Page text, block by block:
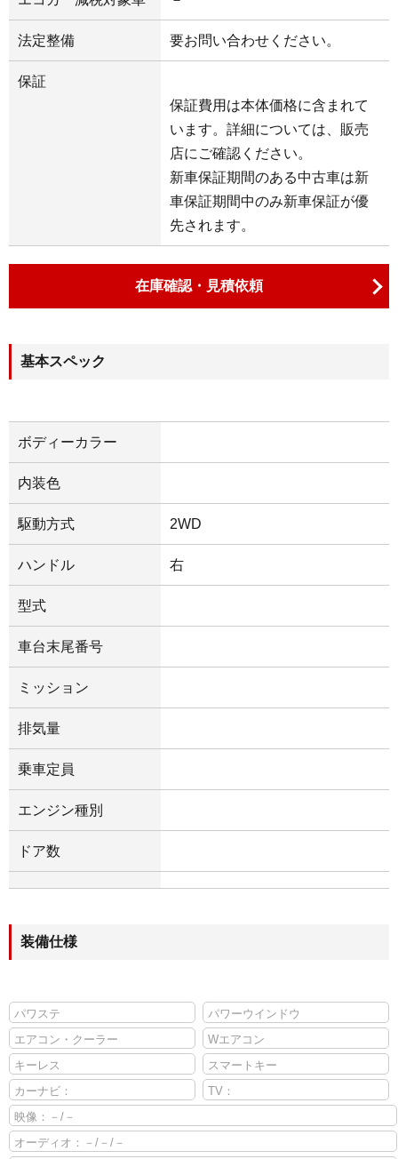
法定整備 要お問い合わせください。
保証
保証費用は本体価格に含まれて
います。詳細については、販売
店にご確認ください。
新車保証期間のある中古車は新
車保証期間中のみ新車保証が優
先されます。
在庫確認・見積依頼
基本スペック
ボディーカラー
内装色
駆動方式 2WD
ハンドル 右
型式
車台末尾番号
ミッション
排気量
乗車定員
エンジン種別
ドア数
装備仕様
パワステ
パワーウインドウ
エアコン・クーラー
Wエアコン
キーレス
スマートキー
カーナビ：
TV：
映像：－/－
オーディオ：－/－/－